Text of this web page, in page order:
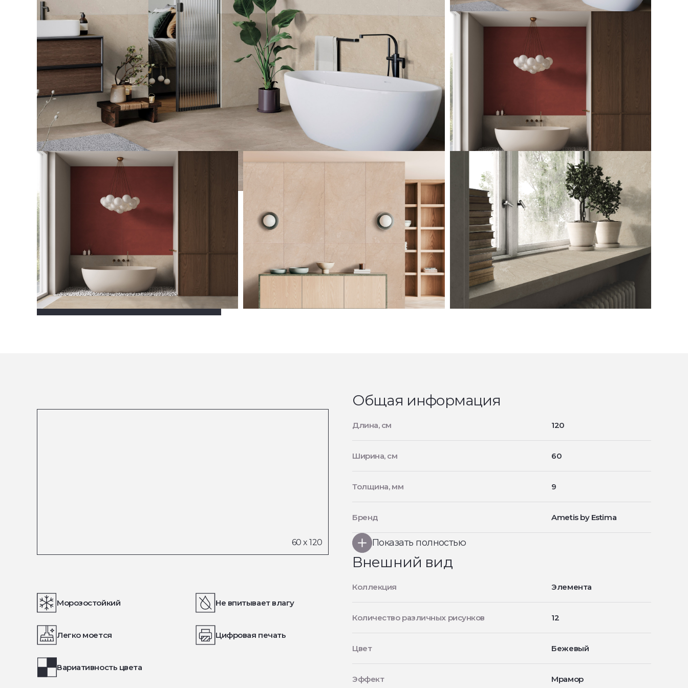
Посмотреть все проекты
Морозостойкий Не впитывает влагу
Легко моется Цифровая печать
Вариативность цвета
Общая информация
Длина, см 120
Ширина, см 60
Толщина, мм 9
Бренд Ametis by Estima
Показать полностью
Внешний вид
Коллекция Элемента
Количество различных рисунков 12
Цвет Бежевый
Эффект Мрамор